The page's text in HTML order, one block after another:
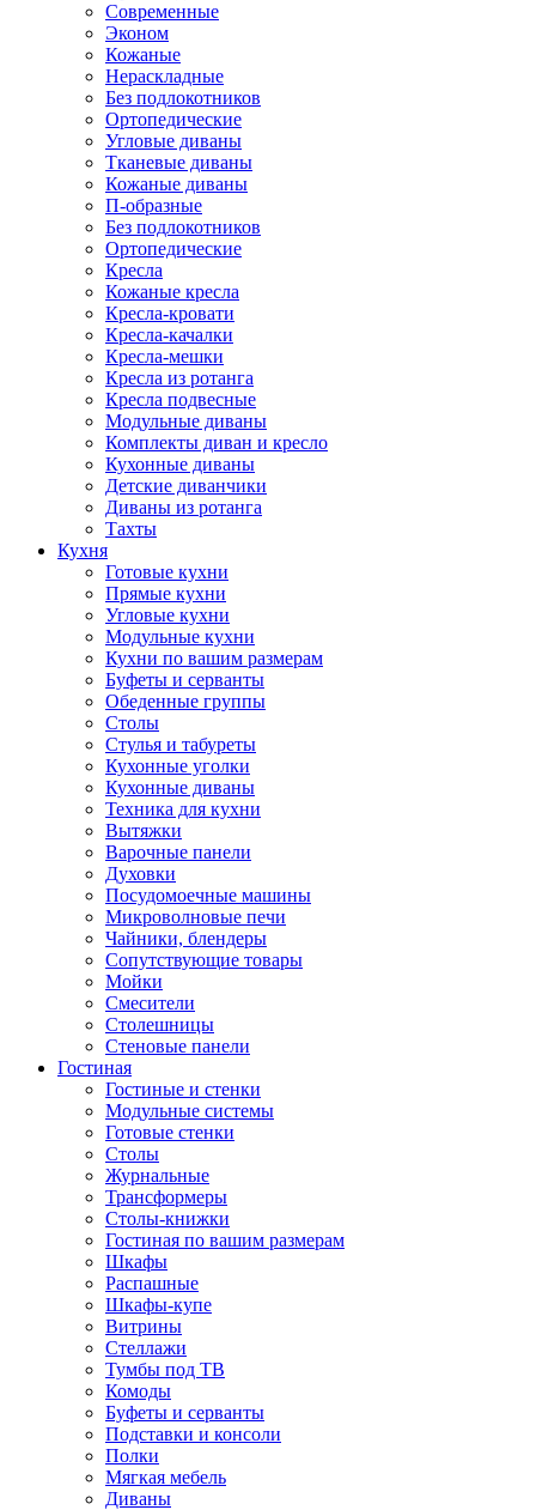
Современные
Эконом
Кожаные
Нераскладные
Без подлокотников
Ортопедические
Угловые диваны
Тканевые диваны
Кожаные диваны
П-образные
Без подлокотников
Ортопедические
Кресла
Кожаные кресла
Кресла-кровати
Кресла-качалки
Кресла-мешки
Кресла из ротанга
Кресла подвесные
Модульные диваны
Комплекты диван и кресло
Кухонные диваны
Детские диванчики
Диваны из ротанга
Тахты
Кухня
Готовые кухни
Прямые кухни
Угловые кухни
Модульные кухни
Кухни по вашим размерам
Буфеты и серванты
Обеденные группы
Столы
Стулья и табуреты
Кухонные уголки
Кухонные диваны
Техника для кухни
Вытяжки
Варочные панели
Духовки
Посудомоечные машины
Микроволновые печи
Чайники, блендеры
Сопутствующие товары
Мойки
Смесители
Столешницы
Стеновые панели
Гостиная
Гостиные и стенки
Модульные системы
Готовые стенки
Столы
Журнальные
Трансформеры
Столы-книжки
Гостиная по вашим размерам
Шкафы
Распашные
Шкафы-купе
Витрины
Стеллажи
Тумбы под ТВ
Комоды
Буфеты и серванты
Подставки и консоли
Полки
Мягкая мебель
Диваны